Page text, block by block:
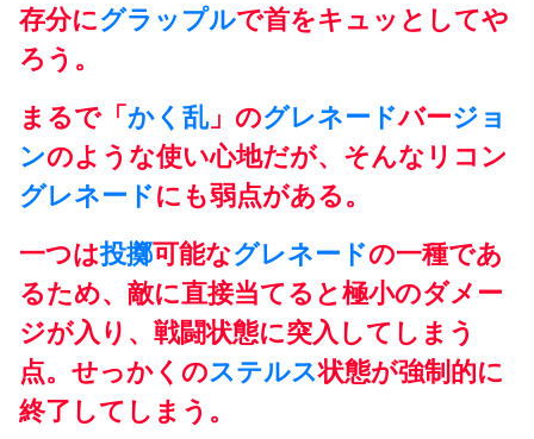
存分にグラップルで首をキュッとしてや
ろう。
まるで「かく乱」のグレネードバージョ
ンのような使い心地だが、そんなリコン
グレネードにも弱点がある。
一つは投擲可能なグレネードの一種であ
るため、敵に直接当てると極小のダメー
ジが入り、戦闘状態に突入してしまう
点。せっかくのステルス状態が強制的に
終了してしまう。